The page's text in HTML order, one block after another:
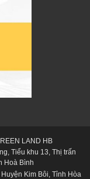
LAND HB
Tiểu khu 13, Thị trấn
Hoà Bình
Kim Bôi, Tỉnh Hòa